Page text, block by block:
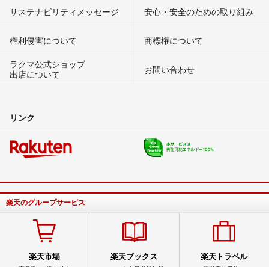
サステナビリティメッセージ 安心・安全のための取り組み
権利侵害について
商標権について
ラクマ公式ショップ
出店について
お問い合わせ
リンク
楽天のグループサービス
楽天市場 楽天ブックス 楽天トラベル